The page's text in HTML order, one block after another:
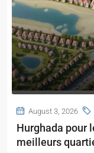
August 3, 2026
Hurghada pour
meilleurs